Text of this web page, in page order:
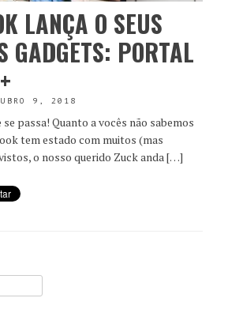
LANÇA O SEUS
GADGETS: PORTAL
9, 2018
passa! Quanto a vocês não sabemos
tem estado com muitos (mas
o nosso querido Zuck anda […]